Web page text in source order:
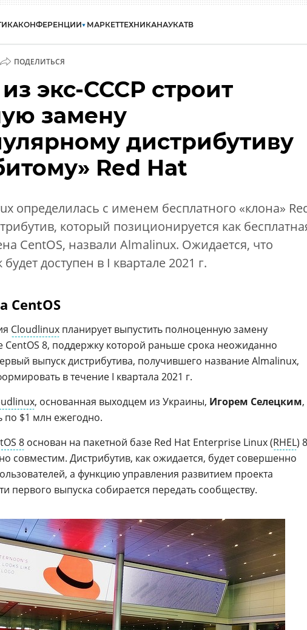
КОНФЕРЕНЦИИ МАРКЕТТЕХНИКАНАУКАТВ
ПОДЕЛИТЬСЯ
экс-СССР строит
замену
дистрибутиву
Red Hat
определилась с именем бесплатного «клона»
который позиционируется как
CentOS, назвали Almalinux. Ожидается, что
доступен в I квартале 2021 г.
CentOS
Cloudlinux планирует выпустить полноценную замену
8, поддержку которой раньше срока неожиданно
выпуск дистрибутива, получившего название Almalinux,
в течение I квартала 2021 г.
, основанная выходцем из Украины, Игорем Селецким,
по $1 млн ежегодно.
8 основан на пакетной базе Red Hat Enterprise Linux (RHEL) 8
совместим. Дистрибутив, как ожидается, будет совершенно
а функцию управления развитием проекта
первого выпуска собирается передать сообществу.